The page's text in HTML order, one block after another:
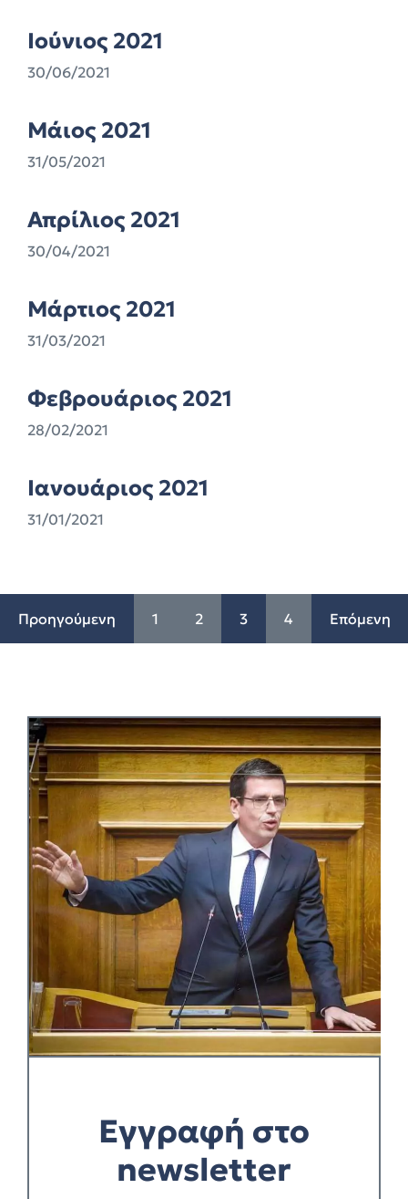
Ιούνιος 2021
30/06/2021
Μάιος 2021
31/05/2021
Απρίλιος 2021
30/04/2021
Μάρτιος 2021
31/03/2021
Φεβρουάριος 2021
28/02/2021
Ιανουάριος 2021
31/01/2021
Προηγούμενη 1 2 3 4 Επόμενη
Εγγραφή στο
newsletter